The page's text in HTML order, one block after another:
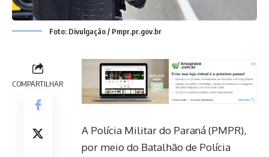
Foto: Divulgação / Pmpr.pr.gov.br
COMPARTILHAR
A Polícia Militar do Paraná (PMPR),
por meio do Batalhão de Polícia